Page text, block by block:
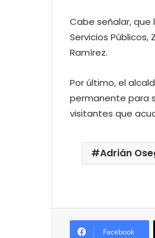
Cabe señalar,
Servicios Públicos,
Ramírez.
Por último, el
permanente para
visitantes que
Adrián
Facebook